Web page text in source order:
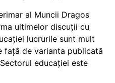
al Muncii Dragos
ultimelor discuții cu
lucrurile sunt mult
față de varianta publicată
educației este